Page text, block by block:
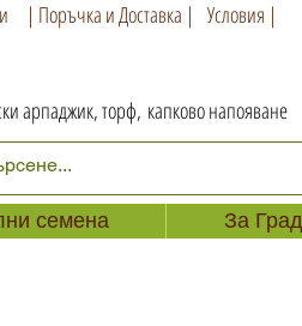
арпаджик, торф, капково напояване
| Поръчка и Доставка | Условия |
семена За